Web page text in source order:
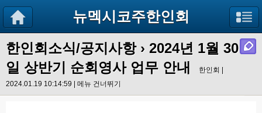
뉴멕시코주한인회
한인회소식/공지사항› 2024년 1월 30
일 상반기 순회영사 업무 안내
한인회 |
2024.01.19 10:14:59 | 메뉴 건너뛰기